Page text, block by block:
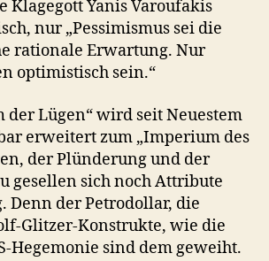
Klagegott Yanis Varoufakis
nur „Pessimismus sei die
rationale Erwartung. Nur
optimistisch sein.“
der Lügen“ wird seit Neuestem
erweitert zum „Imperium des
der Plünderung und der
gesellen sich noch Attribute
Denn der Petrodollar, die
Glitzer-Konstrukte, wie die
Hegemonie sind dem geweiht.